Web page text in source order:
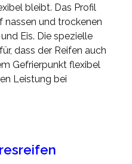
bleibt. Das Profil
nassen und trockenen
Eis. Die spezielle
dass der Reifen auch
Gefrierpunkt flexibel
Leistung bei